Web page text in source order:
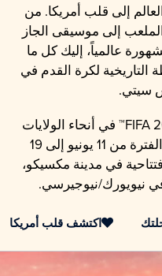
إلى قلب أمريكا. من
إلى موسيقى الجاز
عالمياً، إليك كل ما
لكرة القدم في
سيتي.
ستُقام مباريات كأس العالم FIFA 2026™ في أنحاء الولايات
المتحدة وكندا والمكسيك، في الفترة من 11 يونيو إلى 19
الافتتاحية في مدينة مكسيكو،
في نيويورك/نيوجيرسي.
اكتشف قلب أمريكا